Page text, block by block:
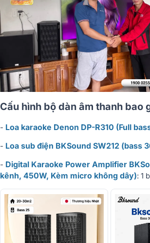
Cấu hình bộ dàn âm thanh bao
- Loa karaoke Denon DP-R310 (Full
- Loa sub điện BKSound SW212 (bass
- Digital Karaoke Power Amplifier
kênh, 450W, Kèm micro không dây): 1